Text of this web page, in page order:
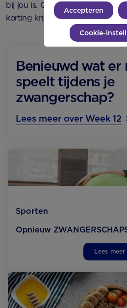
bij jou is. Ook kan je bij
korting krijgen op een cursus
Benieuwd wat er
speelt tijdens je
zwangerschap?
Lees meer over Week 12
Sporten
Opnieuw
Lees meer
Accepteren
Cookie-